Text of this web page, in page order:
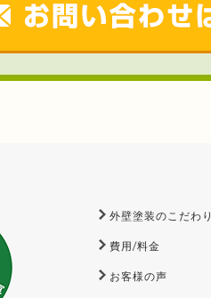
外壁塗装のこだわり
費用/料金
お客様の声